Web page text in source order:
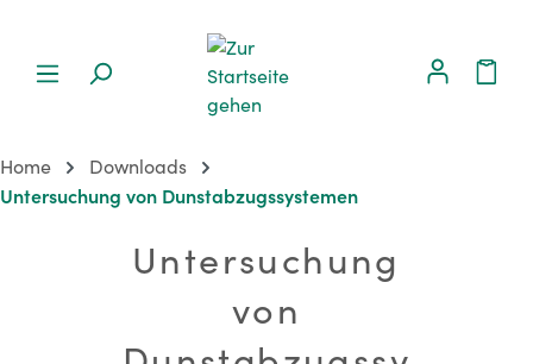
Home Downloads
Untersuchung von Dunstabzugssystemen
Untersuchung
von